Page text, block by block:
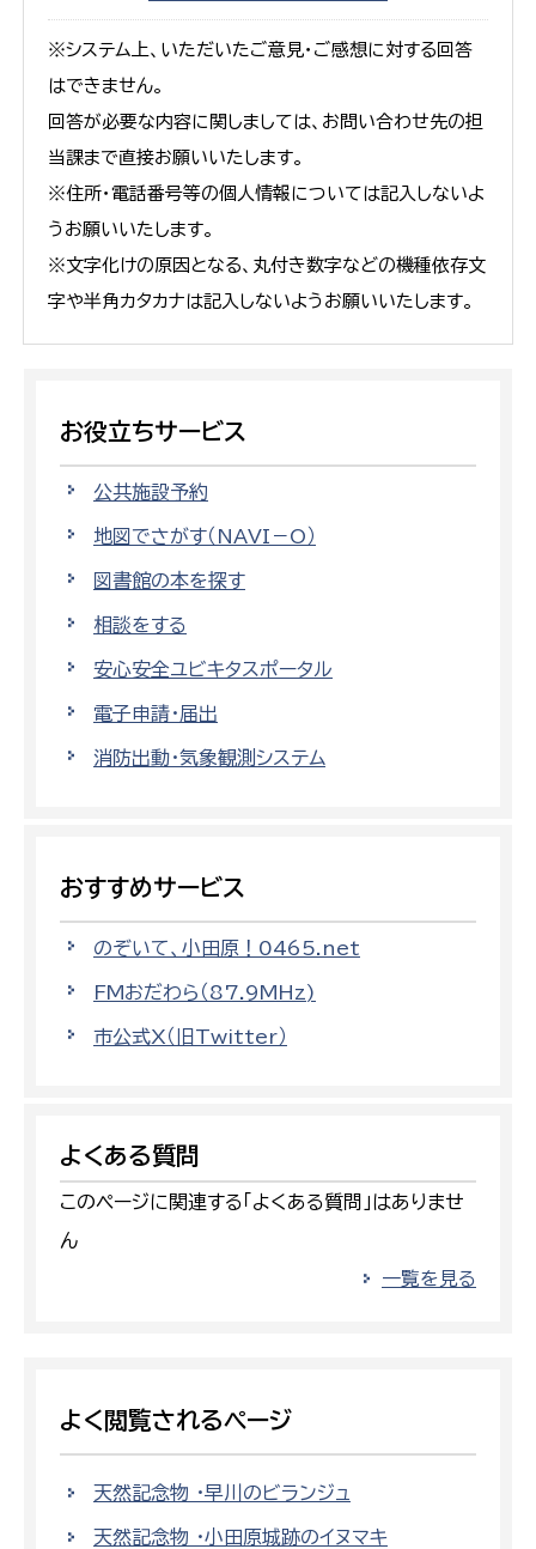
※システム上、いただいたご意見・ご感想に対する回答
はできません。
回答が必要な内容に関しましては、お問い合わせ先の担
当課まで直接お願いいたします。
※住所・電話番号等の個人情報については記入しないよ
うお願いいたします。
※文字化けの原因となる、丸付き数字などの機種依存文
字や半角カタカナは記入しないようお願いいたします。
お役立ちサービス
公共施設予約
地図でさがす（NAVI－O）
図書館の本を探す
相談をする
安心安全ユビキタスポータル
電子申請・届出
消防出動・気象観測システム
おすすめサービス
のぞいて、小田原！0465.net
FMおだわら（87.9MHz)
市公式X（旧Twitter）
よくある質問
このページに関連する「よくある質問」はありませ
ん
一覧を見る
よく閲覧されるページ
天然記念物 ・早川のビランジュ
天然記念物 ・小田原城跡のイヌマキ